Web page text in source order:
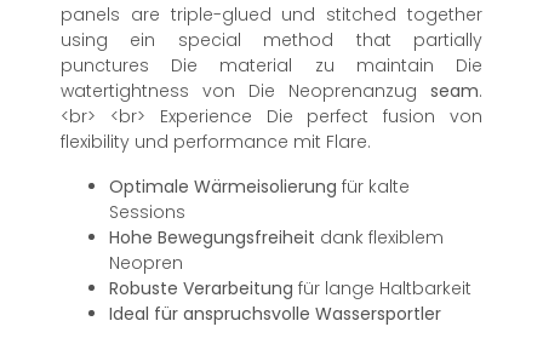
panels are triple-glued und stitched together
using ein special method that partially
punctures Die material zu maintain Die
watertightness von Die Neoprenanzug seam.
<br> <br> Experience Die perfect fusion von
flexibility und performance mit Flare.
Optimale Wärmeisolierung für kalte
Sessions
Hohe Bewegungsfreiheit dank flexiblem
Neopren
Robuste Verarbeitung für lange Haltbarkeit
Ideal für anspruchsvolle Wassersportler